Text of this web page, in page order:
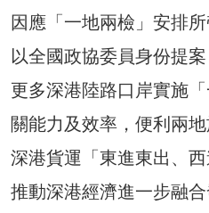
因應「一地兩檢」安排
以全國政協委員身份提
更多深港陸路口岸實施
關能力及效率，便利兩
深港貨運「東進東出、西
推動深港經濟進一步融